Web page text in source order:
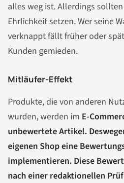
alles weg ist. Allerdings
Ehrlichkeit setzen. Wer seine
verknappt fällt früher oder
Kunden gemieden.
Mitläufer-Effekt
Produkte, die von anderen
wurden, werden im E-
unbewertete Artikel.
eigenen Shop eine
implementieren. Diese
nach einer redaktionellen